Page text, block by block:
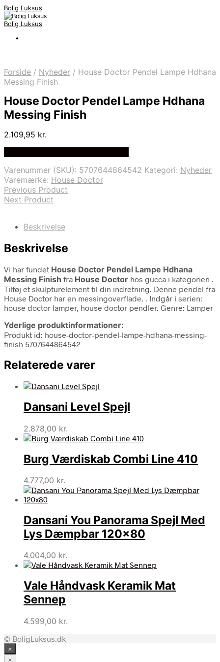
Bolig Luksus
Bolig Luksus
Forside / Nyheder / House Doctor Pendel Lampe Hdhana
Messing Finish
House Doctor Pendel Lampe Hdhana
Messing Finish
2.109,95 kr.
Varenummer (SKU): 5707644864542 Kategori: Nyheder
Varemærke: House Doctor
Previous Product
Next Product
Beskrivelse
Beskrivelse
Vi har fundet House Doctor Pendel Lampe Hdhana
Messing Finish fra House Doctor hos gucca i kategorien .
Tilføj et skulpturelement til din indretning. Denne pendel fra
House Doctor har en messingoverflade. . Indgår i serien:
house doctor lamper, house doctor pendler. Genre: Lamper
Yderlige produktinformationer:
Produkt id: house-doctor-pendel-lampe-hdhana-messing-
finish 5707644864542
Relaterede varer
Dansani Level Spejl
2.878,00 kr.
Burg Værdiskab Combi Line 410
4.777,00 kr.
Dansani You Panorama Spejl Med
Lys Dæmpbar 120×80
4.004,00 kr.
Vale Håndvask Keramik Mat
Sennep
4.599,00 kr.
© BoligLuksus.dk
×
×